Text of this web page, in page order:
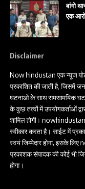
बांगो
एक
Disclaimer
Now hindustan एक न्यूज
प्रकाशित की जाती है, जिसमें
घटनाओ के साथ समसामयिक
के कुछ तत्वों में उपयोगकर्ताओं
शामिल होगी।
स्वीकार करता है। साईट में
स्वयं जिम्मेदार होगा, इसके
प्रकाशक संपादक की कोई भी
होगा।